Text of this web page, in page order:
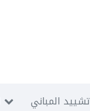
تشييد المباني